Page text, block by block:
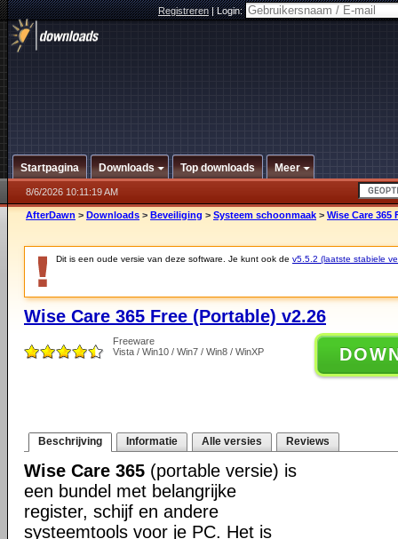
Registreren|Login:
Startpagina Downloads Top downloads Meer
8/6/2026 10:11:19 AM
AfterDawn > Downloads > Beveiliging > Systeem schoonmaak > Wise Care 365
Dit is een oude versie van deze software. Je kunt ook de v5.5.2 (laatste stabiele
Wise Care 365 Free (Portable) v2.26
Freeware
Vista / Win10 / Win7 / Win8 / WinXP
Beschrijving Informatie Alle versies Reviews
Wise Care 365 (portable versie) is
een bundel met belangrijke
register, schijf en andere
systeemtools voor je PC. Het is